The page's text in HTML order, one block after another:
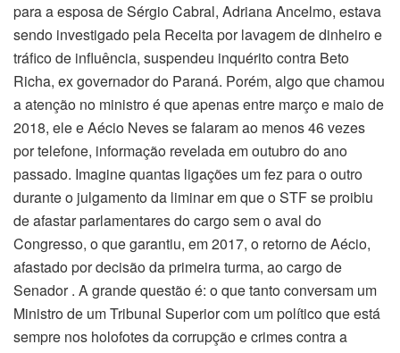
para a esposa de Sérgio Cabral, Adriana Ancelmo, estava
sendo investigado pela Receita por lavagem de dinheiro e
tráfico de influência, suspendeu inquérito contra Beto
Richa, ex governador do Paraná. Porém, algo que chamou
a atenção no ministro é que apenas entre março e maio de
2018, ele e Aécio Neves se falaram ao menos 46 vezes
por telefone, informação revelada em outubro do ano
passado. Imagine quantas ligações um fez para o outro
durante o julgamento da liminar em que o STF se proibiu
de afastar parlamentares do cargo sem o aval do
Congresso, o que garantiu, em 2017, o retorno de Aécio,
afastado por decisão da primeira turma, ao cargo de
Senador . A grande questão é: o que tanto conversam um
Ministro de um Tribunal Superior com um político que está
sempre nos holofotes da corrupção e crimes contra a